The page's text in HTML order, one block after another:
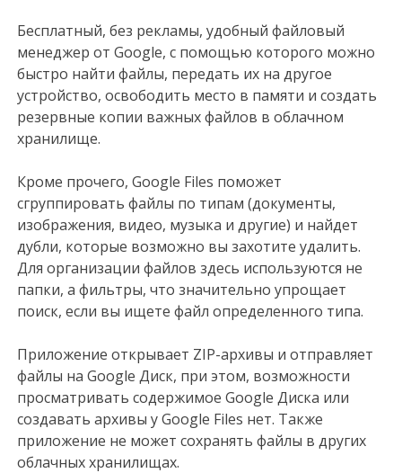
Бесплатный, без рекламы, удобный файловый
менеджер от Google, с помощью которого можно
быстро найти файлы, передать их на другое
устройство, освободить место в памяти и создать
резервные копии важных файлов в облачном
хранилище.
Кроме прочего, Google Files поможет
сгруппировать файлы по типам (документы,
изображения, видео, музыка и другие) и найдет
дубли, которые возможно вы захотите удалить.
Для организации файлов здесь используются не
папки, а фильтры, что значительно упрощает
поиск, если вы ищете файл определенного типа.
Приложение открывает ZIP-архивы и отправляет
файлы на Google Диск, при этом, возможности
просматривать содержимое Google Диска или
создавать архивы у Google Files нет. Также
приложение не может сохранять файлы в других
облачных хранилищах.